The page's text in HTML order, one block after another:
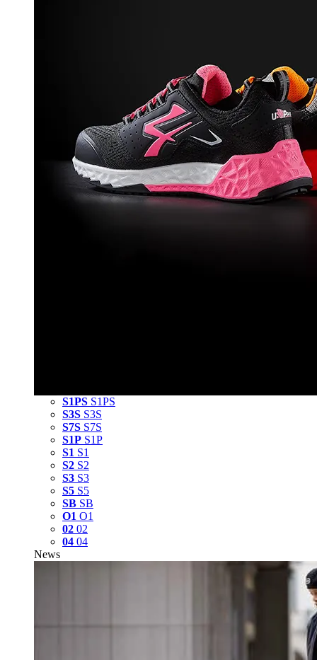
S1PS S1PS
S3S S3S
S7S S7S
S1P S1P
S1 S1
S2 S2
S3 S3
S5 S5
SB SB
O1 O1
02 02
04 04
News